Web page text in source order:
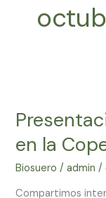
en la
Biosuero /admin/
Compartimos
GO
en
la